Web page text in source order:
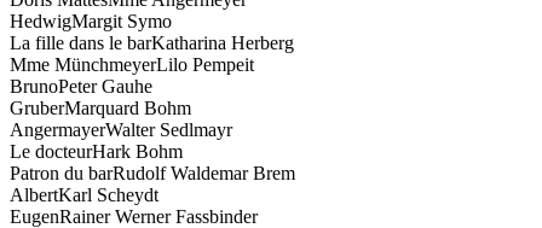
HedwigMargit Symo
La fille dans le barKatharina Herberg
Mme MünchmeyerLilo Pempeit
BrunoPeter Gauhe
GruberMarquard Bohm
AngermayerWalter Sedlmayr
Le docteurHark Bohm
Patron du barRudolf Waldemar Brem
AlbertKarl Scheydt
EugenRainer Werner Fassbinder